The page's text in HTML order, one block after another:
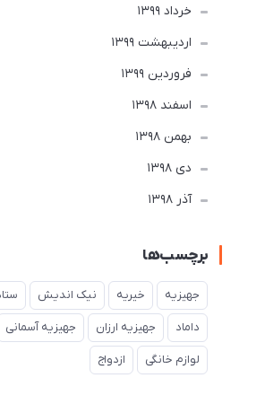
خرداد 1399
ارديبهشت 1399
فروردین 1399
اسفند 1398
بهمن 1398
دی 1398
آذر 1398
برچسب‌ها
جهیزیه خیریه نیک اندیش
داماد جهیزیه ارزان جهیزیه آسمانی
لوازم خانگی ازدواج